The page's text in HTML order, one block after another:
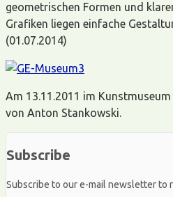
geometrischen Formen und
Grafiken liegen einfache
(01.07.2014)
Am 13.11.2011 im
von Anton Stankowski.
Subscribe
Subscribe to our e-mail newsletter to